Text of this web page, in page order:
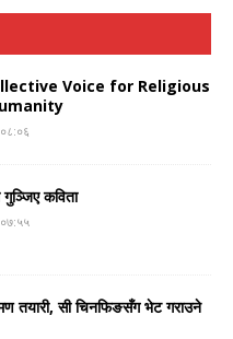
Voice for Religious
गुञ्जिए कविता
०७:५५
तयारी, सी चिनफिङसँग भेट गराउने